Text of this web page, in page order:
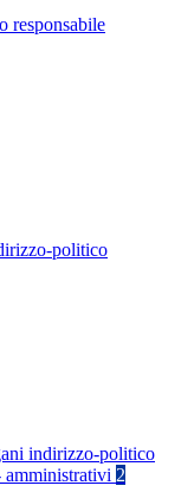
responsabile
politico
indirizzo-politico
2